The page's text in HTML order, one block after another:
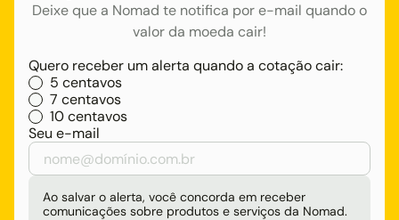
Deixe que a Nomad te notifica por e-mail quando o
valor da moeda cair!
Quero receber um alerta quando a cotação cair:
5 centavos
7 centavos
10 centavos
Seu e-mail
Ao salvar o alerta, você concorda em receber
comunicações sobre produtos e serviços da Nomad.